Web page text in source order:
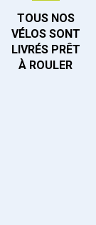
TOUS NOS
VÉLOS SONT
LIVRÉS PRÊT
À ROULER